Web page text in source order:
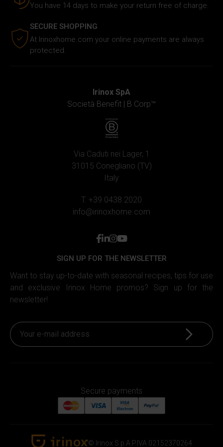
e imposta le tue preferenze nellasezione dettagli. Puoi
dalla Dichiarazione sui cookie.
Utilizziamo i cookie per personalizzare i contenuti e gli
cui utilizzi il nostro sito ai nostri partner che si occupano
di analisi dei dati web, pubblicità e social media, i quali
fornito loro o che hanno raccolto in base al tuo utilizzo dei
You have 14 days to make your return free of charge.
SECURE SHOPPING
At Irinoxhome.com your online payments are always
protected.
Irinox SpA
Società Benefit | B Corp™
Via Caduti nei Lager, 1
31015 Conegliano (TV)
Italy
T. +39 0438 2020
info@irinoxhome.com
facebook
linkedin
instagram
youtube
SIGN UP FOR THE NEWSLETTER
Want to stay up-to-date with seasonal recipes, tips for use
and exclusive Irinox Home promos? Sign up for the
newsletter!
Sign up
Secure payments
© Irinox S.p.A.P.IVA 02152370264